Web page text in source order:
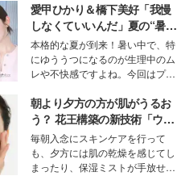
ニオン好き”という共通点を持つモ
デルの宮城舞と島村雄大の特別対
談をお届け！それぞれの視点か
ら、今作ならではの魅力や予想外
の感動をもたらす奥深いストーリ
ーについて熱く語り合ってもらっ
た。
愛甲ひかり＆橋下美好「我慢
しなくていいんだ」夏の“暑さ
対策”の新しい選択肢とは？
本格的な夏が到来！暑い中で、特
にゆううつになるのが生理中のム
レや不快感ですよね。今回はプラ
モデル・愛甲ひかりさんと橋下美
好さんを迎えて本音で女子会トー
ク。猛暑のお出かけを快適に過ご
すヒントや、2人が感動した夏の
生理の新常識にも迫りました。
朝より夕方の方が肌がうるお
う？ 花王構築の新技術「ウォ
ーターキャプチャリングスキ
ン（捕水肌）」がスキンケア
の常識を変える予感
毎朝入念にスキンケアを行って
も、夕方には肌の乾燥を感じてし
まったり、保湿ミストが手放せな